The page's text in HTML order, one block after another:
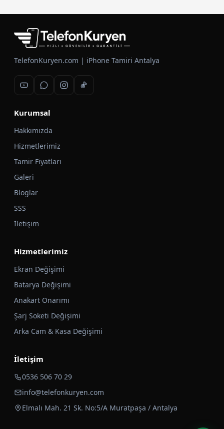
TelefonKuryen.com | iPhone Tamiri Antalya
Kurumsal
Hakkımızda
Hizmetlerimiz
Tamir Fiyatları
Galeri
Bloglar
SSS
İletişim
Hizmetlerimiz
Ekran Değişimi
Batarya Değişimi
Anakart Onarımı
Şarj Soketi Değişimi
Arka Cam & Kasa Değişimi
İletişim
0536 506 70 29
info@telefonkuryen.com
Elmalı Mah. 21 Sk. No:5/A Muratpaşa / Antalya